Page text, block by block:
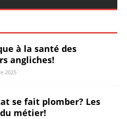
à la santé des
angliches!
2025
se fait plomber? Les
métier!